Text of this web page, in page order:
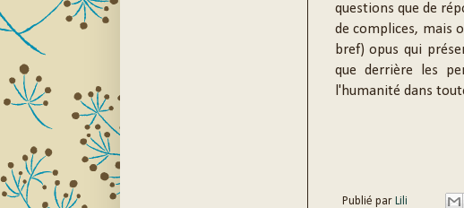
questions que de
de complices, mais
bref) opus qui
que derrière les
l'humanité dans
Publié par Lili